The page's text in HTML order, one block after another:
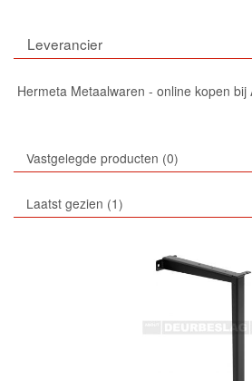
Leverancier
Hermeta Metaalwaren - online kopen bij
Vastgelegde producten 0
Laatst gezien 1